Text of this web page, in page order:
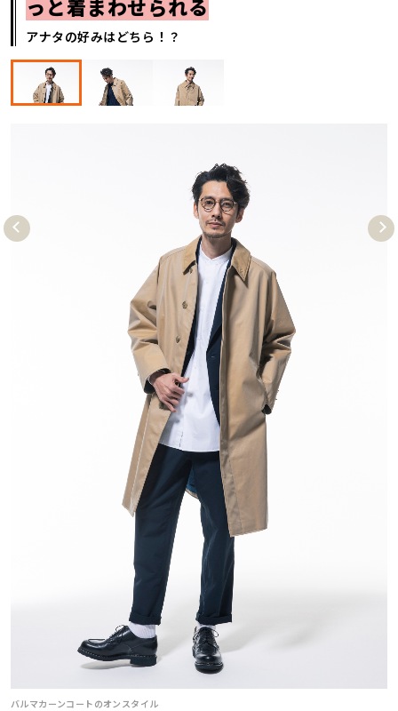
っと着まわせられる
アナタの好みはどちら！？
Pre
vio
バルマカーンコートのオンスタイル
Nex
t